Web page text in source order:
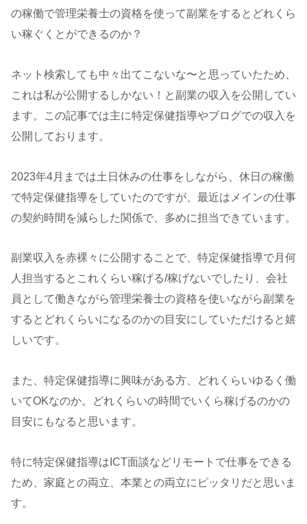
の稼働で管理栄養士の資格を使って副業をするとどれくら
い稼ぐくとができるのか？
ネット検索しても中々出てこないな〜と思っていたため、
これは私が公開するしかない！と副業の収入を公開してい
ます。この記事では主に特定保健指導やブログでの収入を
公開しております。
2023年4月までは土日休みの仕事をしながら、休日の稼働
で特定保健指導をしていたのですが、最近はメインの仕事
の契約時間を減らした関係で、多めに担当できています。
副業収入を赤裸々に公開することで、特定保健指導で月何
人担当するとこれくらい稼げる/稼げないでしたり、会社
員として働きながら管理栄養士の資格を使いながら副業を
するとどれくらいになるのかの目安にしていただけると嬉
しいです。
また、特定保健指導に興味がある方、どれくらいゆるく働
いてOKなのか。どれくらいの時間でいくら稼げるのかの
目安にもなると思います。
特に特定保健指導はICT面談などリモートで仕事をできる
ため、家庭との両立、本業との両立にピッタリだと思いま
す。